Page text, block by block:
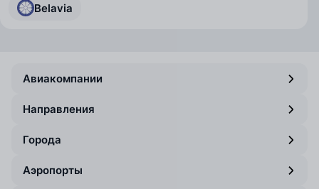
Belavia
Авиакомпании
Направления
Города
Аэропорты